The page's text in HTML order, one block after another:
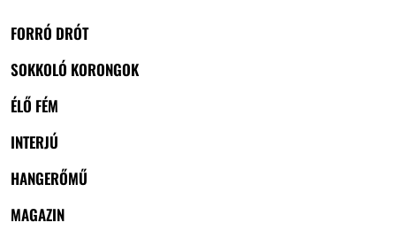
FORRÓ DRÓT
SOKKOLÓ KORONGOK
ÉLŐ FÉM
INTERJÚ
HANGERŐMŰ
MAGAZIN